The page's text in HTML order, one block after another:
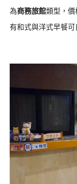
為商務旅館類型，價
有和式與洋式早餐可